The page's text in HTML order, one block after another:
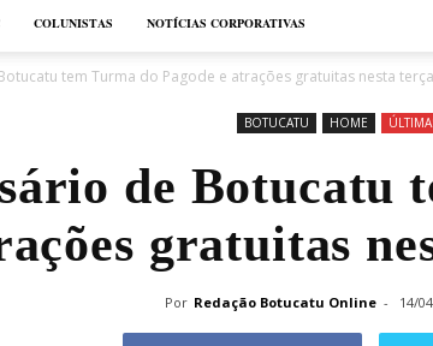
COLUNISTAS NOTÍCIAS CORPORATIVAS
tem Turma do Pagode e atrações gratuitas nesta
BOTUCATU HOME
de Botucatu
gratuitas
Por Redação Botucatu Online - 14/